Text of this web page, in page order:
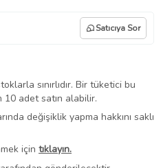
Satıcıya Sor
sınırlıdır. Bir tüketici bu
10 adet satın alabilir.
değişiklik yapma hakkını saklı
için tıklayın.